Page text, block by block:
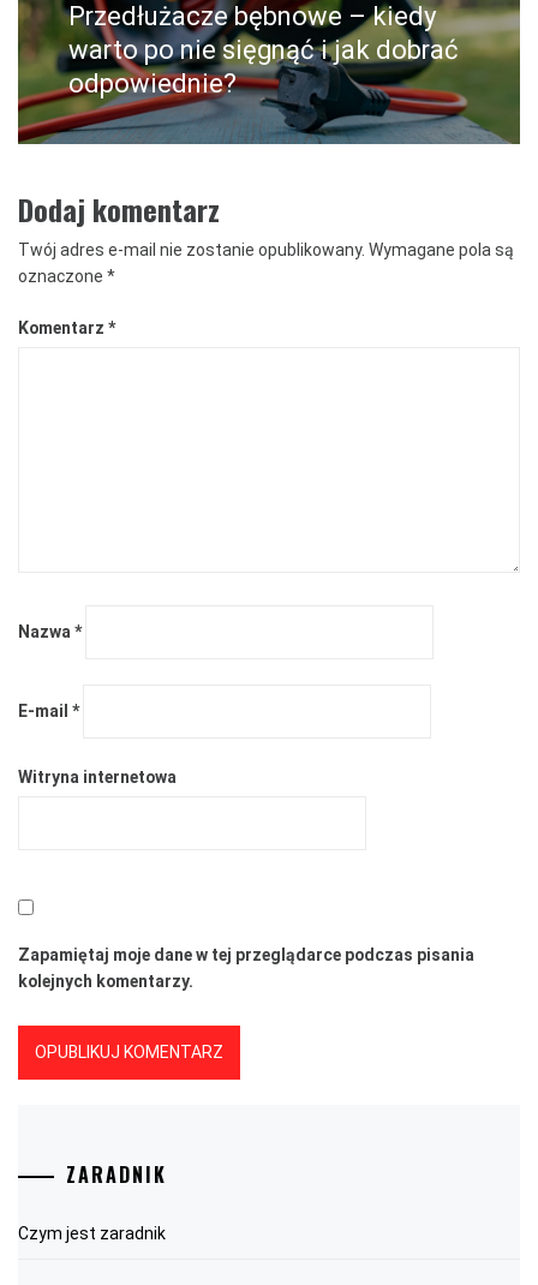
Następny
post:
Przedłużacze bębnowe – kiedy
warto po nie sięgnąć i jak dobrać
odpowiednie?
Dodaj komentarz
Twój adres e-mail nie zostanie opublikowany. Wymagane pola są
oznaczone *
Komentarz *
Nazwa *
E-mail *
Witryna internetowa
Zapamiętaj moje dane w tej przeglądarce podczas pisania
kolejnych komentarzy.
ZARADNIK
Czym jest zaradnik